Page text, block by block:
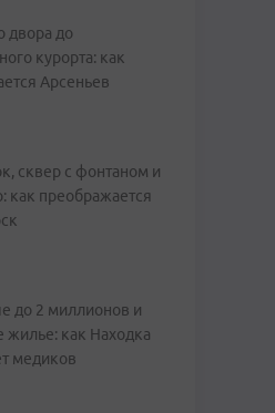
двора до
курорта: как
Арсеньев
сквер с фонтаном и
как преображается
до 2 миллионов и
жилье: как Находка
медиков